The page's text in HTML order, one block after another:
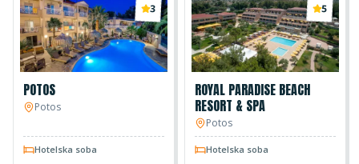
3
POTOS
Potos
Hotelska soba
5
ROYAL PARADISE BEACH
RESORT & SPA
Potos
Hotelska soba